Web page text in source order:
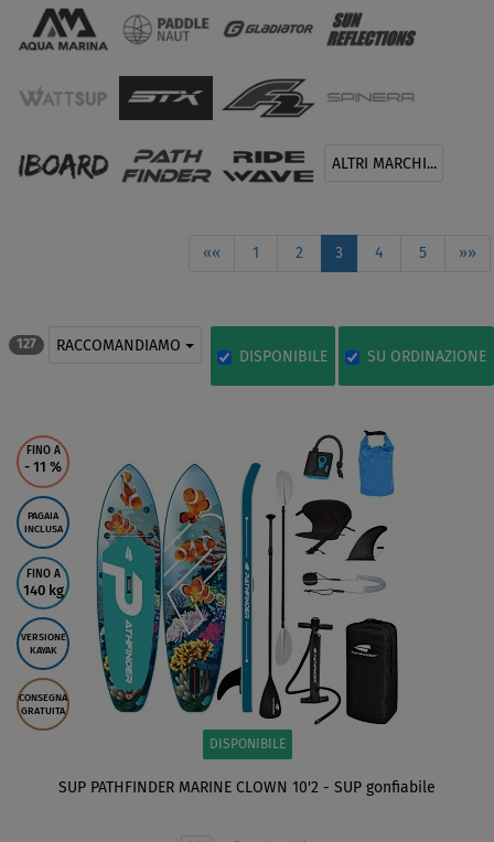
ALTRI MARCHI...
«« 1 2 3 4 5 »»
127 RACCOMANDIAMO
DISPONIBILE SU ORDINAZIONE
FINO A
- 11 %
PAGAIA
INCLUSA
FINO A
140 kg
VERSIONE
KAYAK
CONSEGNA
GRATUITA
DISPONIBILE
SUP PATHFINDER MARINE CLOWN 10'2 - SUP gonfiabile